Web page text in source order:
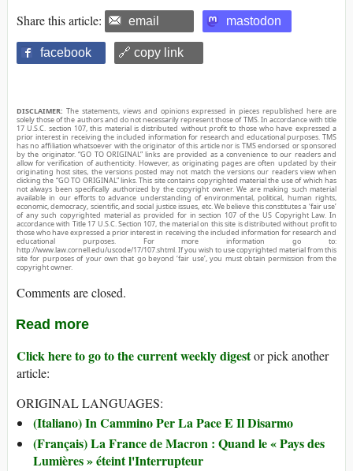
Share this article: email mastodon
facebook 🔗 copy link
DISCLAIMER: The statements, views and opinions expressed in pieces republished here are
solely those of the authors and do not necessarily represent those of TMS. In accordance with title
17 U.S.C. section 107, this material is distributed without profit to those who have expressed a
prior interest in receiving the included information for research and educational purposes. TMS
has no affiliation whatsoever with the originator of this article nor is TMS endorsed or sponsored
by the originator. “GO TO ORIGINAL” links are provided as a convenience to our readers and
allow for verification of authenticity. However, as originating pages are often updated by their
originating host sites, the versions posted may not match the versions our readers view when
clicking the “GO TO ORIGINAL” links. This site contains copyrighted material the use of which has
not always been specifically authorized by the copyright owner. We are making such material
available in our efforts to advance understanding of environmental, political, human rights,
economic, democracy, scientific, and social justice issues, etc. We believe this constitutes a ‘fair use’
of any such copyrighted material as provided for in section 107 of the US Copyright Law. In
accordance with Title 17 U.S.C. Section 107, the material on this site is distributed without profit to
those who have expressed a prior interest in receiving the included information for research and
educational purposes. For more information go to:
http://www.law.cornell.edu/uscode/17/107.shtml. If you wish to use copyrighted material from this
site for purposes of your own that go beyond ‘fair use’, you must obtain permission from the
copyright owner.
Comments are closed.
Read more
Click here to go to the current weekly digestor pick another
article:
ORIGINAL LANGUAGES:
(Italiano) In Cammino Per La Pace E Il Disarmo
(Français) La France de Macron : Quand le « Pays des
Lumières » éteint l'Interrupteur